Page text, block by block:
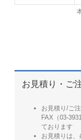
お見積り・ご
お見積り/ご
FAX（03-
ております
お見積りは、